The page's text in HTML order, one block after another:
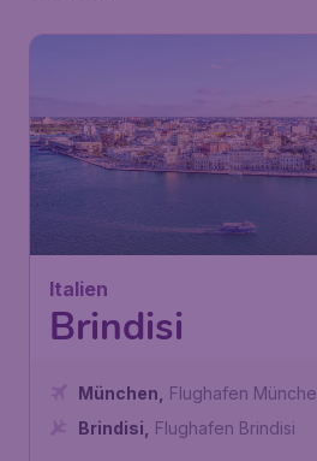
Italien
Brindisi
München
Flughafen
Brindisi
Flughafen Brindisi